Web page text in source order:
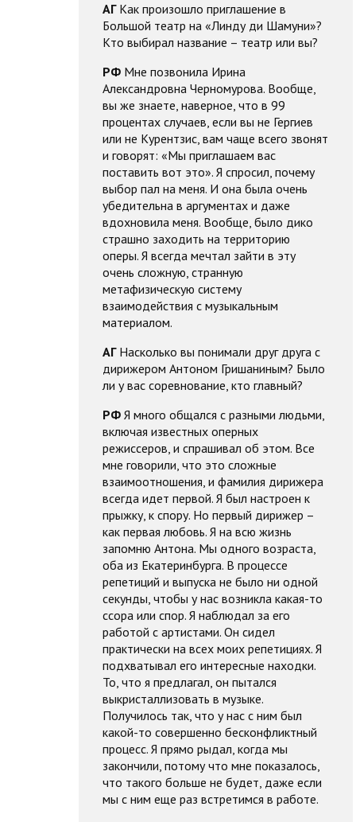
АГ Как произошло приглашение в
Большой театр на «Линду ди Шамуни»?
Кто выбирал название – театр или вы?
РФ Мне позвонила Ирина
Александровна Черномурова. Вообще,
вы же знаете, наверное, что в 99
процентах случаев, если вы не Гергиев
или не Курентзис, вам чаще всего звонят
и говорят: «Мы приглашаем вас
поставить вот это». Я спросил, почему
выбор пал на меня. И она была очень
убедительна в аргументах и даже
вдохновила меня. Вообще, было дико
страшно заходить на территорию
оперы. Я всегда мечтал зайти в эту
очень сложную, странную
метафизическую систему
взаимодействия с музыкальным
материалом.
АГ Насколько вы понимали друг друга с
дирижером Антоном Гришаниным? Было
ли у вас соревнование, кто главный?
РФ Я много общался с разными людьми,
включая известных оперных
режиссеров, и спрашивал об этом. Все
мне говорили, что это сложные
взаимоотношения, и фамилия дирижера
всегда идет первой. Я был настроен к
прыжку, к спору. Но первый дирижер –
как первая любовь. Я на всю жизнь
запомню Антона. Мы одного возраста,
оба из Екатеринбурга. В процессе
репетиций и выпуска не было ни одной
секунды, чтобы у нас возникла какая-то
ссора или спор. Я наблюдал за его
работой с артистами. Он сидел
практически на всех моих репетициях. Я
подхватывал его интересные находки.
То, что я предлагал, он пытался
выкристаллизовать в музыке.
Получилось так, что у нас с ним был
какой-то совершенно бесконфликтный
процесс. Я прямо рыдал, когда мы
закончили, потому что мне показалось,
что такого больше не будет, даже если
мы с ним еще раз встретимся в работе.